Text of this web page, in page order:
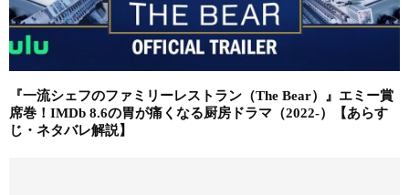
『一流シェフのファミリーレストラン（The Bear）』エミー賞
席巻！IMDb 8.6の胃が痛くなる厨房ドラマ（2022-）【あらす
じ・ネタバレ解説】